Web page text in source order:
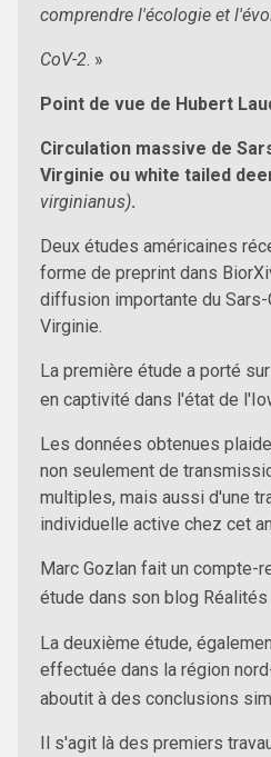
comprendre l'écologie et
CoV-2. »
Point de vue de Hubert
Circulation massive de
Virginie ou white tailed
virginianus).
Deux études américaines
forme de preprint dans
diffusion importante du
Virginie.
La première étude a porté
en captivité dans l'état de
Les données obtenues
non seulement de
multiples, mais aussi d'une
individuelle active chez cet
Marc Gozlan fait un compte-
étude dans son blog
La deuxième étude,
effectuée dans la région
aboutit à des conclusions
Il s'agit là des premiers